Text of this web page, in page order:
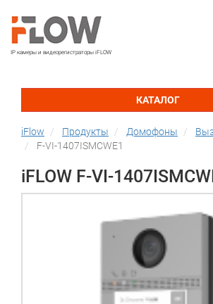
IP камеры и видеорегистраторы iFLOW
КАТАЛОГ
iFlow Продукты Домофоны
F-VI-1407ISMCWE1
iFLOW F-VI-